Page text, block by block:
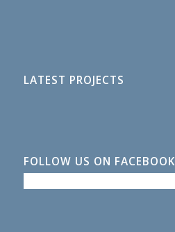
LATEST PROJECTS
FOLLOW US ON FACEBOOK